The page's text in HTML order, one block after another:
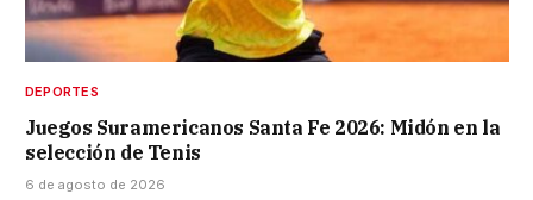
DEPORTES
Juegos Suramericanos Santa Fe 2026: Midón en la
selección de Tenis
6 de agosto de 2026